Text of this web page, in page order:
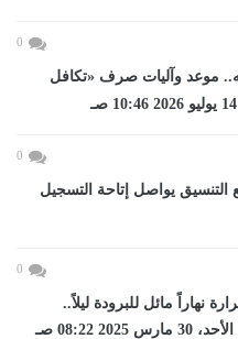
0
مليارات جنيه.. موعد وآليات صرف «تكافل
0
2026.. موقع التنسيق يواصل إتاحة التسجيل
0
نهاراً مائل للبرودة ليلاً..
والعظمى فى القاهرة...اليوم الأحد، 30 مارس 2025 08:22 صـ